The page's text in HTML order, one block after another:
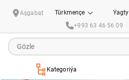
Aşgabat Türkmençe
Ýagty
+993 63 46 56 09
Kategoriýa